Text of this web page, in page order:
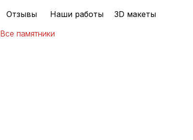
Отзывы Наши работы 3D макеты
Все памятники